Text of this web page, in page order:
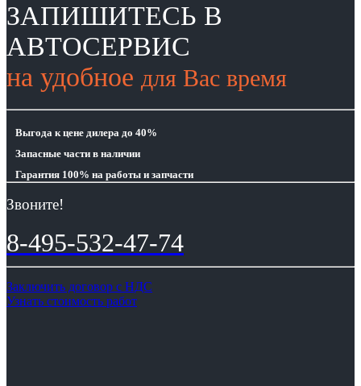
ЗАПИШИТЕСЬ В
АВТОСЕРВИС
на удобное для Вас время
Выгода к цене дилера до 40%
Запасные части в наличии
Гарантия 100% на работы и запчасти
Звоните!
8-495-532-47-74
Заключить договор с НДС
Узнать стоимость работ